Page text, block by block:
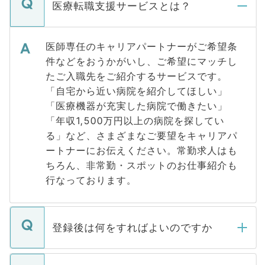
医療転職支援サービスとは？
医師専任のキャリアパートナーがご希望条
件などをおうかがいし、ご希望にマッチし
たご入職先をご紹介するサービスです。
「自宅から近い病院を紹介してほしい」
「医療機器が充実した病院で働きたい」
「年収1,500万円以上の病院を探してい
る」など、さまざまなご要望をキャリアパ
ートナーにお伝えください。常勤求人はも
ちろん、非常勤・スポットのお仕事紹介も
行なっております。
登録後は何をすればよいのですか
ご登録いただきましたら、弊社担当者がご